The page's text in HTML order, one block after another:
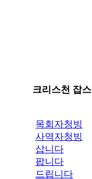
크리스천 잡스
목회자청빙
사역자청빙
삽니다
팝니다
드립니다